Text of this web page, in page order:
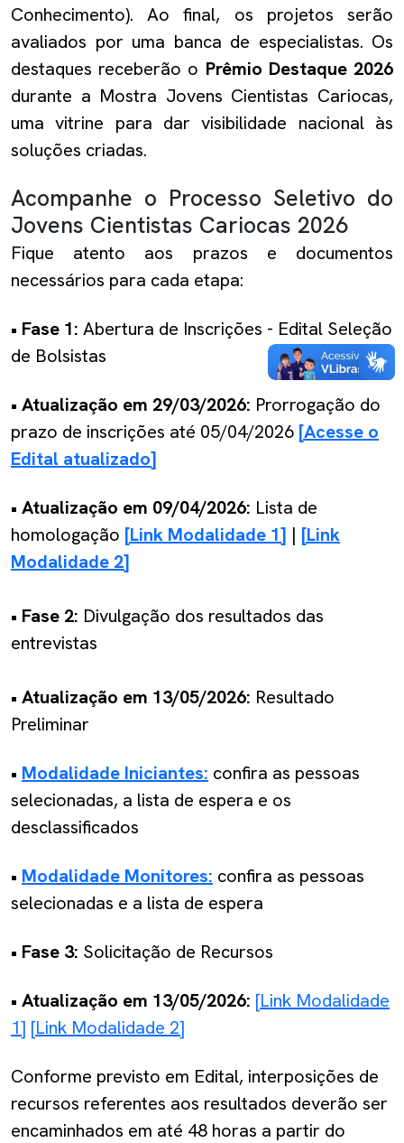
Conhecimento). Ao final, os projetos serão
avaliados por uma banca de especialistas. Os
destaques receberão o Prêmio Destaque 2026
durante a Mostra Jovens Cientistas Cariocas,
uma vitrine para dar visibilidade nacional às
soluções criadas.
Acompanhe o Processo Seletivo do
Jovens Cientistas Cariocas 2026
Fique atento aos prazos e documentos
necessários para cada etapa:
• Fase 1: Abertura de Inscrições - Edital Seleção
de Bolsistas
• Atualização em 29/03/2026: Prorrogação do
prazo de inscrições até 05/04/2026 [Acesse o
Edital atualizado]
• Atualização em 09/04/2026: Lista de
homologação [Link Modalidade 1] | [Link
Modalidade 2]
• Fase 2: Divulgação dos resultados das
entrevistas
• Atualização em 13/05/2026: Resultado
Preliminar
• Modalidade Iniciantes: confira as pessoas
selecionadas, a lista de espera e os
desclassificados
• Modalidade Monitores: confira as pessoas
selecionadas e a lista de espera
• Fase 3: Solicitação de Recursos
• Atualização em 13/05/2026: [Link Modalidade
1] [Link Modalidade 2]
Conforme previsto em Edital, interposições de
recursos referentes aos resultados deverão ser
encaminhados em até 48 horas a partir do